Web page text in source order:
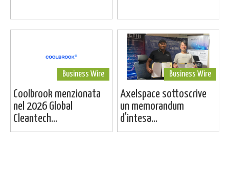
Business Wire
Coolbrook menzionata
nel 2026 Global
Cleantech...
Business Wire
Axelspace sottoscrive
un memorandum
d'intesa...